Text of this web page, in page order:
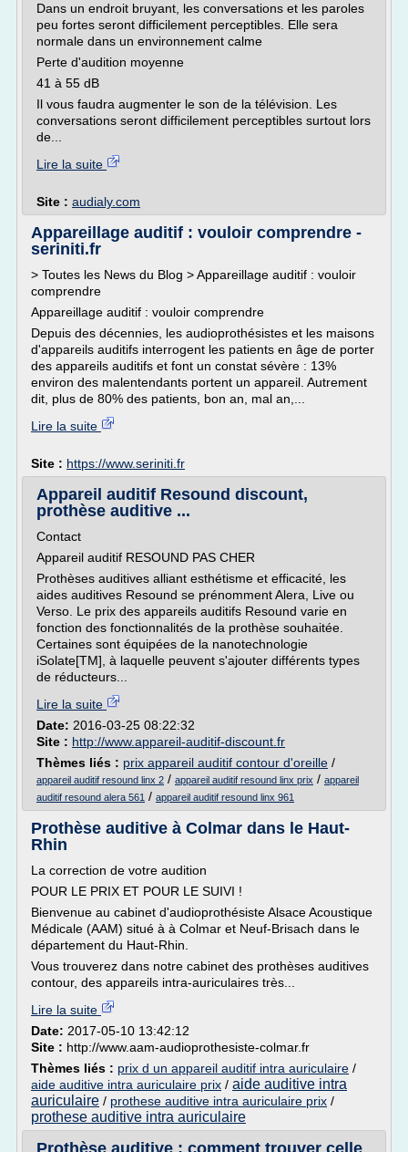
Dans un endroit bruyant, les conversations et les paroles
peu fortes seront difficilement perceptibles. Elle sera
normale dans un environnement calme
Perte d'audition moyenne
41 à 55 dB
Il vous faudra augmenter le son de la télévision. Les
conversations seront difficilement perceptibles surtout lors
de...
Lire la suite
Site : audialy.com
Appareillage auditif : vouloir comprendre -
seriniti.fr
> Toutes les News du Blog > Appareillage auditif : vouloir
comprendre
Appareillage auditif : vouloir comprendre
Depuis des décennies, les audioprothésistes et les maisons
d'appareils auditifs interrogent les patients en âge de porter
des appareils auditifs et font un constat sévère : 13%
environ des malentendants portent un appareil. Autrement
dit, plus de 80% des patients, bon an, mal an,...
Lire la suite
Site : https://www.seriniti.fr
Appareil auditif Resound discount,
prothèse auditive ...
Contact
Appareil auditif RESOUND PAS CHER
Prothèses auditives alliant esthétisme et efficacité, les
aides auditives Resound se prénomment Alera, Live ou
Verso. Le prix des appareils auditifs Resound varie en
fonction des fonctionnalités de la prothèse souhaitée.
Certaines sont équipées de la nanotechnologie
iSolate[TM], à laquelle peuvent s'ajouter différents types
de réducteurs...
Lire la suite
Date: 2016-03-25 08:22:32
Site : http://www.appareil-auditif-discount.fr
Thèmes liés : prix appareil auditif contour d'oreille /
appareil auditif resound linx 2 / appareil auditif resound linx prix / appareil
auditif resound alera 561 / appareil auditif resound linx 961
Prothèse auditive à Colmar dans le Haut-
Rhin
La correction de votre audition
POUR LE PRIX ET POUR LE SUIVI !
Bienvenue au cabinet d'audioprothésiste Alsace Acoustique
Médicale (AAM) situé à à Colmar et Neuf-Brisach dans le
département du Haut-Rhin.
Vous trouverez dans notre cabinet des prothèses auditives
contour, des appareils intra-auriculaires très...
Lire la suite
Date: 2017-05-10 13:42:12
Site : http://www.aam-audioprothesiste-colmar.fr
Thèmes liés : prix d un appareil auditif intra auriculaire /
aide auditive intra auriculaire prix / aide auditive intra
auriculaire / prothese auditive intra auriculaire prix /
prothese auditive intra auriculaire
Prothèse auditive : comment trouver celle